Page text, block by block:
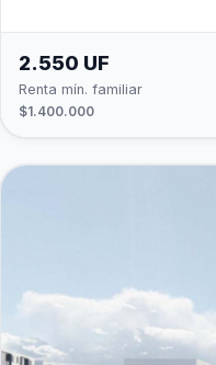
2.550 UF
Renta mín. familiar
$1.400.000